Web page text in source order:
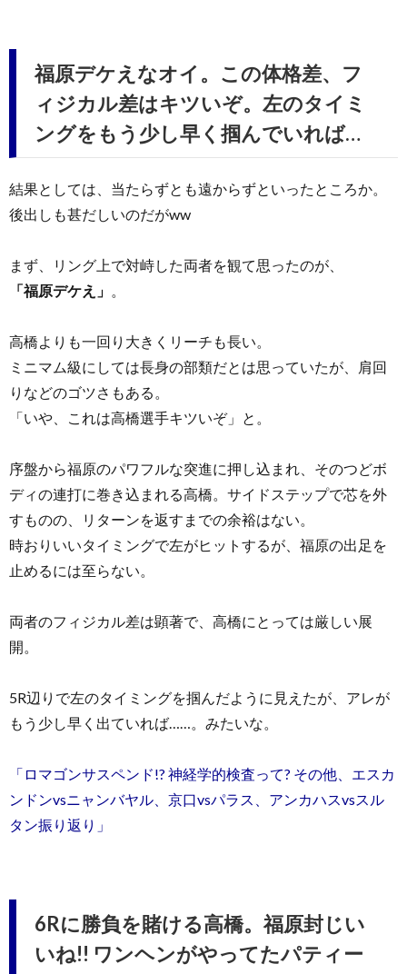
福原デケえなオイ。この体格差、フ
ィジカル差はキツいぞ。左のタイミ
ングをもう少し早く掴んでいれば…
結果としては、当たらずとも遠からずといったところか。
後出しも甚だしいのだがww
まず、リング上で対峙した両者を観て思ったのが、
「福原デケえ」
高橋よりも一回り大きくリーチも長い。
ミニマム級にしては長身の部類だとは思っていたが、肩回
りなどのゴツさもある。
「いや、これは高橋選手キツいぞ」と。
序盤から福原のパワフルな突進に押し込まれ、そのつどボ
ディの連打に巻き込まれる高橋。サイドステップで芯を外
すものの、リターンを返すまでの余裕はない。
時おりいいタイミングで左がヒットするが、福原の出足を
止めるには至らない。
両者のフィジカル差は顕著で、高橋にとっては厳しい展
開。
5R辺りで左のタイミングを掴んだように見えたが、アレが
もう少し早く出ていれば……。みたいな。
「ロマゴンサスペンド!? 神経学的検査って? その他、エスカ
ンドンvsニャンバヤル、京口vsパラス、アンカハスvsスル
タン振り返り」
6Rに勝負を賭ける高橋。福原封じい
いね!! ワンヘンがやってたパティー